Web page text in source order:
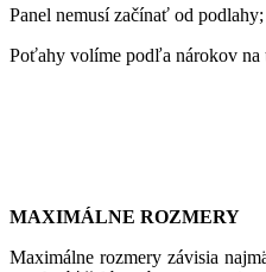
Panel nemusí začínať od
Poťahy volíme podľa nárokov na
MAXIMÁLNE ROZMERY
Maximálne rozmery závisia